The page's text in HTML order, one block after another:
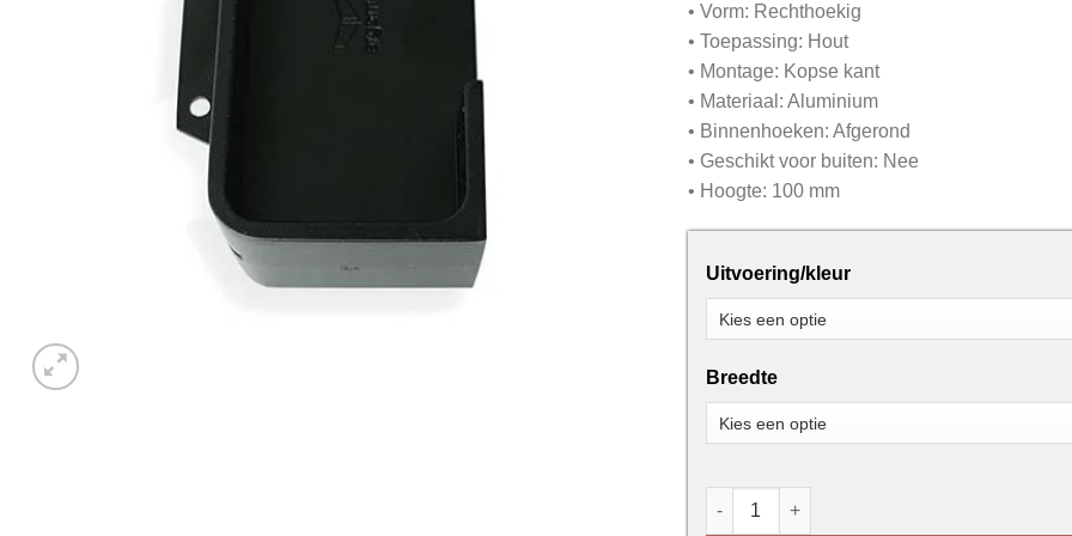
• Vorm: Rechthoekig
• Toepassing: Hout
• Montage: Kopse kant
• Materiaal: Aluminium
• Binnenhoeken: Afgerond
• Geschikt voor buiten: Nee
• Hoogte: 100 mm
Uitvoering/kleur
Breedte
Inkapschelp - ARGENT ALU Proslide